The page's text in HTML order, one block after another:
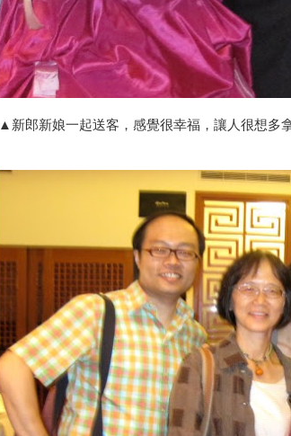
▲新郎新娘一起送客，感覺很幸福，讓人很想多